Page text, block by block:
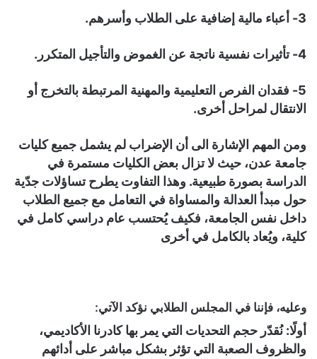
3- أعباء مالية إضافية على الطلاب وأسرهم.
4- تأثيرات نفسية ناتجة عن الغموض والتأجيل المتكرر.
5- فقدان الفرص التعليمية والمهنية المرتبطة بالتخرج أو
الانتقال لمراحل أخرى.
ومن المهم الإشارة الى أن الإضراب لم يشمل جميع كليات
جامعة عدن، حيث لا تزال بعض الكليات مستمرة في
الدراسة بصورة طبيعية. وهذا التفاوت يطرح تساؤلات جدّية
حول مبدأ العدالة والمساواة في التعامل مع جميع الطلاب
داخل نفس الجامعة، فكيف يُحتسب عام دراسي كامل في
كلية، ويُعاد بالكامل في أخرى
وعليه، فإننا في المجلس الطلابي نؤكد الآتي:
أولًا: نُقدّر حجم التحديات التي يمر بها كادرنا الأكاديمي،
والظروف الصعبة التي تؤثر بشكل مباشر على أدائهم